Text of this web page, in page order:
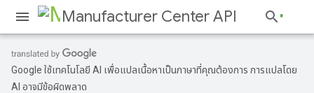
Manufacturer Center API
Google ใช้เทคโนโลยี AI เพื่อแปลเนื้อหาเป็นภาษาที่คุณต้องการ การแปลโดย
AI อาจมีข้อผิดพลาด